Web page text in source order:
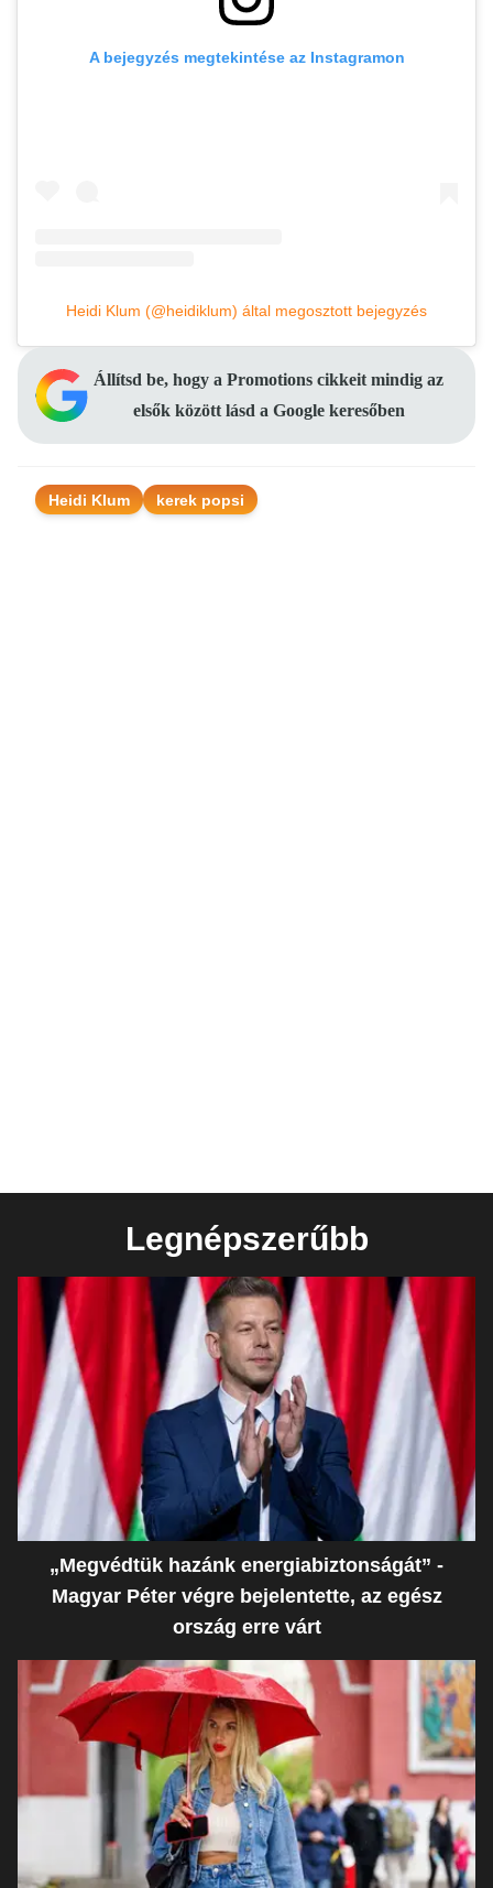
A bejegyzés megtekintése az Instagramon
Heidi Klum (@heidiklum) által megosztott bejegyzés
Állítsd be, hogy a Promotions cikkeit mindig az
elsők között lásd a Google keresőben
Heidi Klum kerek popsi
Legnépszerűbb
„Megvédtük hazánk energiabiztonságát” -
Magyar Péter végre bejelentette, az egész
ország erre várt